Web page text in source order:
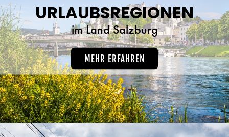
URLAUBSREGIONEN
im Land Salzburg
MEHR ERFAHREN